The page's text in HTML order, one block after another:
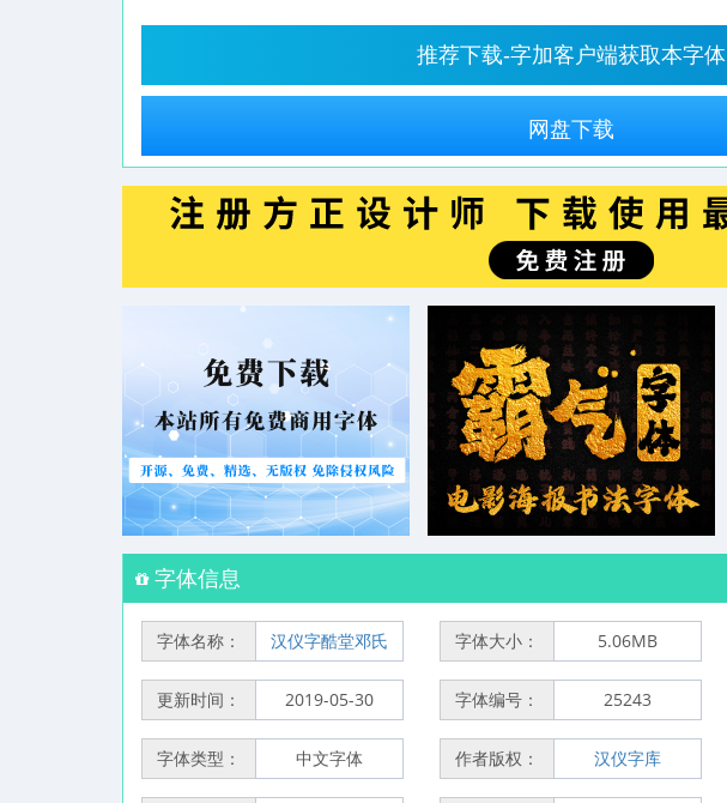
推荐下载-字加客户端获取本字体
网盘下载
字体信息
字体名称： 汉仪字酷堂邓氏 字体大小： 5.06MB
更新时间： 2019-05-30 字体编号： 25243
字体类型： 中文字体 作者版权： 汉仪字库